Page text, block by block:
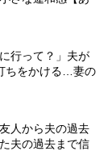
行って？」夫が
ちをかける…妻の
人から夫の過去
夫の過去まで信